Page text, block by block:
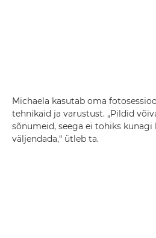
Michaela kasutab oma
tehnikaid ja varustust. „Pildid
sõnumeid, seega ei tohiks
väljendada,“ ütleb ta.